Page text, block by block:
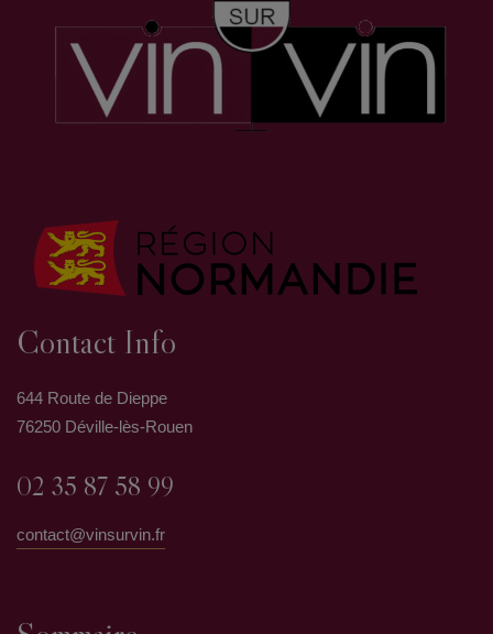
Contact Info
644 Route de Dieppe
76250 Déville-lès-Rouen
02 35 87 58 99
contact@vinsurvin.fr